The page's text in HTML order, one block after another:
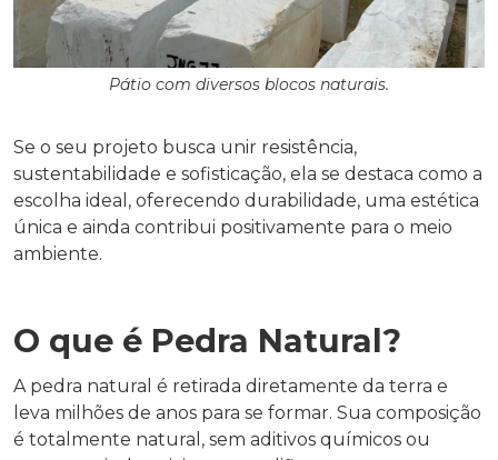
Pátio com diversos blocos naturais.
Se o seu projeto busca unir resistência,
sustentabilidade e sofisticação, ela se destaca como a
escolha ideal, oferecendo durabilidade, uma estética
única e ainda contribui positivamente para o meio
ambiente.
O que é Pedra Natural?
A pedra natural é retirada diretamente da terra e
leva milhões de anos para se formar. Sua composição
é totalmente natural, sem aditivos químicos ou